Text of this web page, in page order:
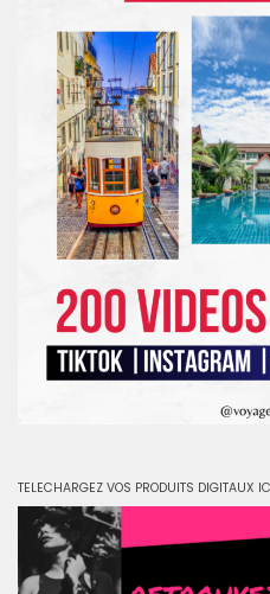
TELECHARGEZ VOS PRODUITS DIGITAUX